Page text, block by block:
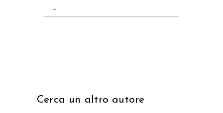
–
Cerca un altro autore